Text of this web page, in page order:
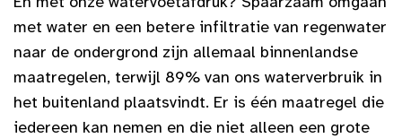
met water en een betere infiltratie van regenwater
naar de ondergrond zijn allemaal binnenlandse
maatregelen, terwijl 89% van ons waterverbruik in
het buitenland plaatsvindt. Er is één maatregel die
iedereen kan nemen en die niet alleen een grote